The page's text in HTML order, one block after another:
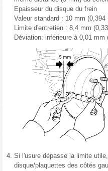
Epaisseur du disque du frein
Valeur standard : 10 mm (0,394
Limite d'entretien : 8,4 mm
Déviation: inférieure à 0,01 mm
4. Si l'usure dépasse la limite
disque/plaquettes des côtés